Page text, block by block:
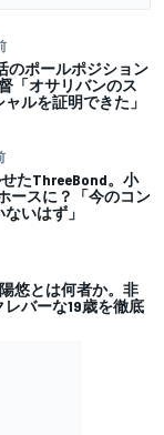
のポールポジション
「オサリバンのス
ルを証明できた」
たThreeBond。小
ースに？「今のコン
いはず」
悠とは何者か。非
バーな19歳を徹底